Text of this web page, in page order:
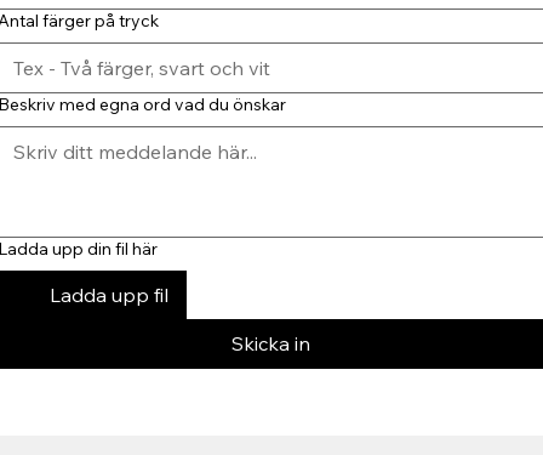
färger på tryck
med egna ord vad du önskar
upp din fil här
Ladda upp fil
Skicka in